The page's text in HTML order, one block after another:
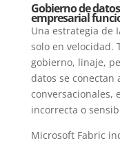
Gobierno de
empresarial
Una estrategia de
solo en velocidad.
gobierno, linaje,
datos se conectan
conversacionales,
incorrecta o
Microsoft Fabric